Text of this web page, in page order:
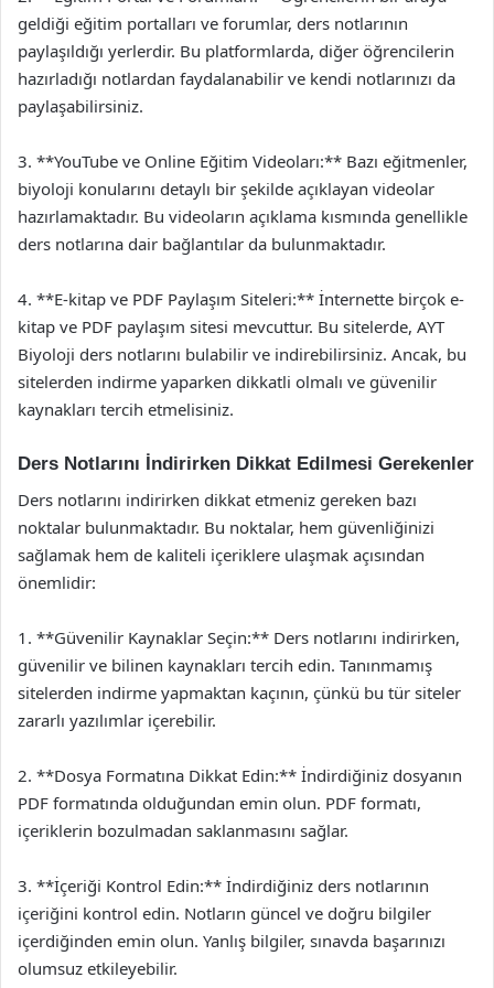
geldiği eğitim portalları ve forumlar, ders notlarının
paylaşıldığı yerlerdir. Bu platformlarda, diğer öğrencilerin
hazırladığı notlardan faydalanabilir ve kendi notlarınızı da
paylaşabilirsiniz.
3. **YouTube ve Online Eğitim Videoları:** Bazı eğitmenler,
biyoloji konularını detaylı bir şekilde açıklayan videolar
hazırlamaktadır. Bu videoların açıklama kısmında genellikle
ders notlarına dair bağlantılar da bulunmaktadır.
4. **E-kitap ve PDF Paylaşım Siteleri:** İnternette birçok e-
kitap ve PDF paylaşım sitesi mevcuttur. Bu sitelerde, AYT
Biyoloji ders notlarını bulabilir ve indirebilirsiniz. Ancak, bu
sitelerden indirme yaparken dikkatli olmalı ve güvenilir
kaynakları tercih etmelisiniz.
Ders Notlarını İndirirken Dikkat Edilmesi Gerekenler
Ders notlarını indirirken dikkat etmeniz gereken bazı
noktalar bulunmaktadır. Bu noktalar, hem güvenliğinizi
sağlamak hem de kaliteli içeriklere ulaşmak açısından
önemlidir:
1. **Güvenilir Kaynaklar Seçin:** Ders notlarını indirirken,
güvenilir ve bilinen kaynakları tercih edin. Tanınmamış
sitelerden indirme yapmaktan kaçının, çünkü bu tür siteler
zararlı yazılımlar içerebilir.
2. **Dosya Formatına Dikkat Edin:** İndirdiğiniz dosyanın
PDF formatında olduğundan emin olun. PDF formatı,
içeriklerin bozulmadan saklanmasını sağlar.
3. **İçeriği Kontrol Edin:** İndirdiğiniz ders notlarının
içeriğini kontrol edin. Notların güncel ve doğru bilgiler
içerdiğinden emin olun. Yanlış bilgiler, sınavda başarınızı
olumsuz etkileyebilir.